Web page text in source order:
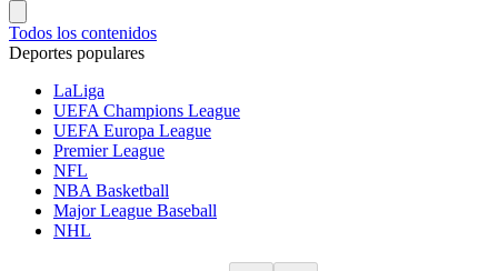
Todos los contenidos
Deportes populares
LaLiga
UEFA Champions League
UEFA Europa League
Premier League
NFL
NBA Basketball
Major League Baseball
NHL